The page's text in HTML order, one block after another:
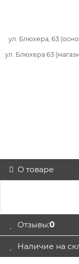
ул. Блюхера, 63
ул. Блюхера 63
О товаре
Отзывы:0
Наличие на